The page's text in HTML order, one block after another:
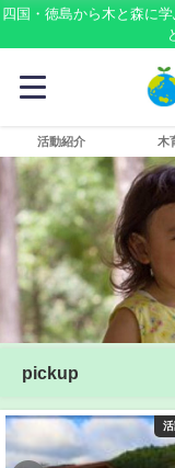
四国・徳島から木と森に
活動紹介 木
pickup
活